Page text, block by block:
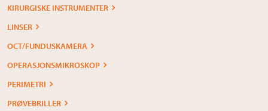
KIRURGISKE INSTRUMENTER
LINSER
OCT/FUNDUSKAMERA
OPERASJONSMIKROSKOP
PERIMETRI
PRØVEBRILLER